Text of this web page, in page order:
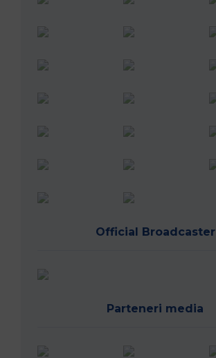
Official Broadcaster
Parteneri media